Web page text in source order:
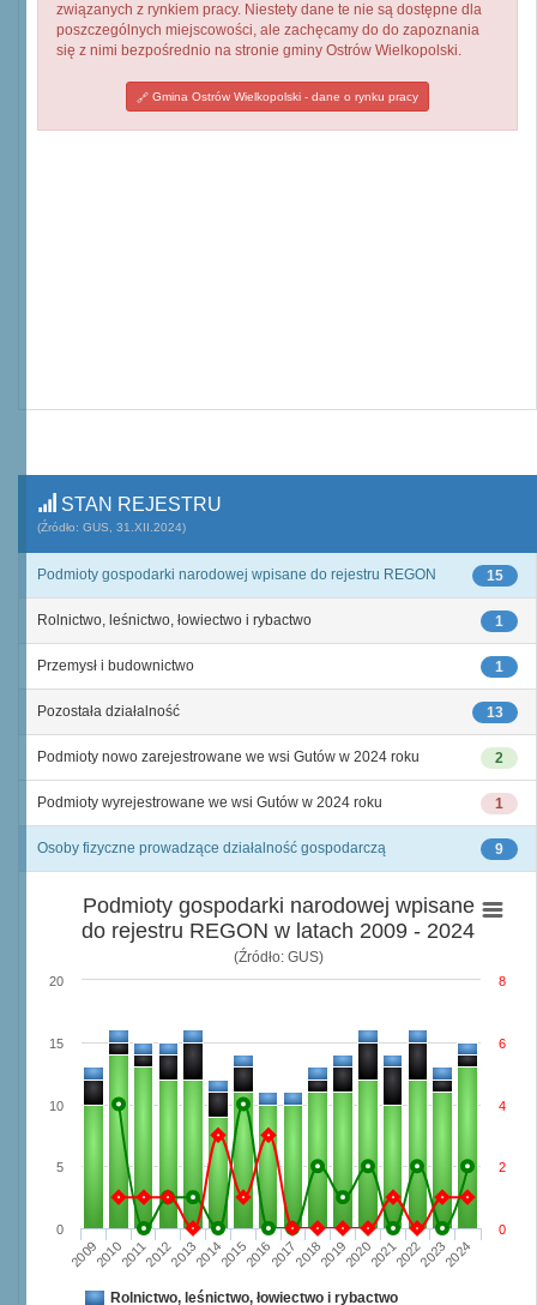
związanych z rynkiem pracy. Niestety dane te nie są dostępne dla
poszczególnych miejscowości, ale zachęcamy do do zapoznania
się z nimi bezpośrednio na stronie gminy Ostrów Wielkopolski.
Gmina Ostrów Wielkopolski - dane o rynku pracy
STAN REJESTRU
(Źródło: GUS, 31.XII.2024)
15
Podmioty gospodarki narodowej wpisane do rejestru REGON
1
Rolnictwo, leśnictwo, łowiectwo i rybactwo
1
Przemysł i budownictwo
13
Pozostała działalność
2
Podmioty nowo zarejestrowane we wsi Gutów w 2024 roku
1
Podmioty wyrejestrowane we wsi Gutów w 2024 roku
9
Osoby fizyczne prowadzące działalność gospodarczą
Podmioty gospodarki narodowej wpisane
do rejestru REGON w latach 2009 - 2024
(Źródło: GUS)
2009201020112012201320142015201620172018201920202021202220232024
0
5
10
15
20
0
2
4
6
8
Rolnictwo, leśnictwo, łowiectwo i rybactwo